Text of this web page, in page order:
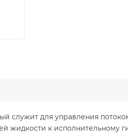
служит для управления
жидкости к исполнительному